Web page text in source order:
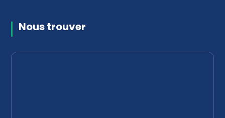
Nous trouver